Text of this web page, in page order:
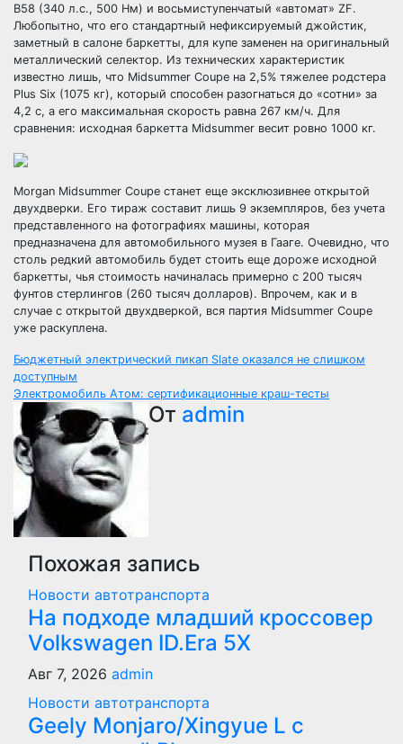
B58 (340 л.с., 500 Нм) и восьмиступенчатый «автомат» ZF.
Любопытно, что его стандартный нефиксируемый джойстик,
заметный в салоне баркетты, для купе заменен на оригинальный
металлический селектор. Из технических характеристик
известно лишь, что Midsummer Coupe на 2,5% тяжелее родстера
Plus Six (1075 кг), который способен разогнаться до «сотни» за
4,2 с, а его максимальная скорость равна 267 км/ч. Для
сравнения: исходная баркетта Midsummer весит ровно 1000 кг.
Morgan Midsummer Coupe станет еще эксклюзивнее открытой
двухдверки. Его тираж составит лишь 9 экземпляров, без учета
представленного на фотографиях машины, которая
предназначена для автомобильного музея в Гааге. Очевидно, что
столь редкий автомобиль будет стоить еще дороже исходной
баркетты, чья стоимость начиналась примерно с 200 тысяч
фунтов стерлингов (260 тысяч долларов). Впрочем, как и в
случае с открытой двухдверкой, вся партия Midsummer Coupe
уже раскуплена.
Навигация
по
записям
Бюджетный электрический пикап Slate оказался не слишком
доступным
Электромобиль Атом: сертификационные краш-тесты
От admin
Похожая запись
Новости автотранспорта
На подходе младший кроссовер
Volkswagen ID.Era 5X
Авг 7, 2026 admin
Новости автотранспорта
Geely Monjaro/Xingyue L с